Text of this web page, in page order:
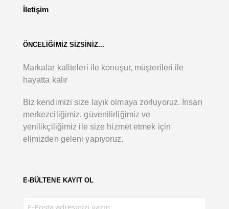
İletişim
ÖNCELİĞİMİZ SİZSİNİZ...
Markalar kaliteleri ile konuşur, müşterileri ile
hayatta kalır
Biz kendimizi size layık olmaya zorluyoruz. İnsan
merkezciliğimiz, güvenilirliğimiz ve
yenilikçiliğimiz ile size hizmet etmek için
elimizden geleni yapıyoruz.
E-BÜLTENE KAYIT OL